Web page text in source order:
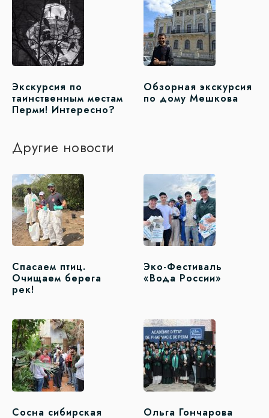
Экскурсия по
таинственным местам
Перми! Интересно?
Обзорная экскурсия
по дому Мешкова
Другие новости
Спасаем птиц.
Очищаем берега
рек!
Эко-Фестиваль
«Вода России»
Сосна сибирская
Ольга Гончарова